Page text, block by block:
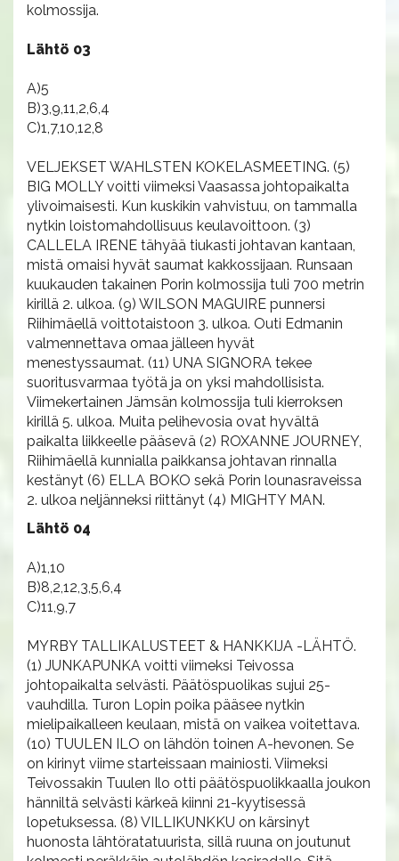
kolmossija.
Lähtö 03
A)5
B)3,9,11,2,6,4
C)1,7,10,12,8
VELJEKSET WAHLSTEN KOKELASMEETING. (5)
BIG MOLLY voitti viimeksi Vaasassa johtopaikalta
ylivoimaisesti. Kun kuskikin vahvistuu, on tammalla
nytkin loistomahdollisuus keulavoittoon. (3)
CALLELA IRENE tähyää tiukasti johtavan kantaan,
mistä omaisi hyvät saumat kakkossijaan. Runsaan
kuukauden takainen Porin kolmossija tuli 700 metrin
kirillä 2. ulkoa. (9) WILSON MAGUIRE punnersi
Riihimäellä voittotaistoon 3. ulkoa. Outi Edmanin
valmennettava omaa jälleen hyvät
menestyssaumat. (11) UNA SIGNORA tekee
suoritusvarmaa työtä ja on yksi mahdollisista.
Viimekertainen Jämsän kolmossija tuli kierroksen
kirillä 5. ulkoa. Muita pelihevosia ovat hyvältä
paikalta liikkeelle pääsevä (2) ROXANNE JOURNEY,
Riihimäellä kunnialla paikkansa johtavan rinnalla
kestänyt (6) ELLA BOKO sekä Porin lounasraveissa
2. ulkoa neljänneksi riittänyt (4) MIGHTY MAN.
Lähtö 04
A)1,10
B)8,2,12,3,5,6,4
C)11,9,7
MYRBY TALLIKALUSTEET & HANKKIJA -LÄHTÖ.
(1) JUNKAPUNKA voitti viimeksi Teivossa
johtopaikalta selvästi. Päätöspuolikas sujui 25-
vauhdilla. Turon Lopin poika pääsee nytkin
mielipaikalleen keulaan, mistä on vaikea voitettava.
(10) TUULEN ILO on lähdön toinen A-hevonen. Se
on kirinyt viime starteissaan mainiosti. Viimeksi
Teivossakin Tuulen Ilo otti päätöspuolikkaalla joukon
hänniltä selvästi kärkeä kiinni 21-kyytisessä
lopetuksessa. (8) VILLIKUNKKU on kärsinyt
huonosta lähtöratatuurista, sillä ruuna on joutunut